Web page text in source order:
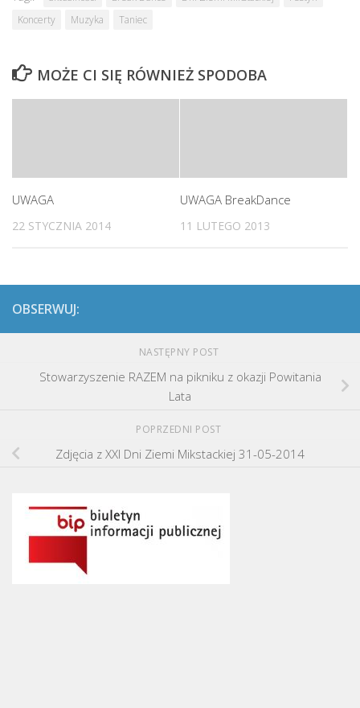
Koncerty
Muzyka Taniec
MOŻE CI SIĘ RÓWNIEŻ SPODOBA
UWAGA
22 STYCZNIA 2014
UWAGA BreakDance
11 LUTEGO 2013
OBSERWUJ:
NASTĘPNY POST
Stowarzyszenie RAZEM na pikniku z okazji Powitania
Lata
POPRZEDNI POST
Zdjęcia z XXI Dni Ziemi Mikstackiej 31-05-2014